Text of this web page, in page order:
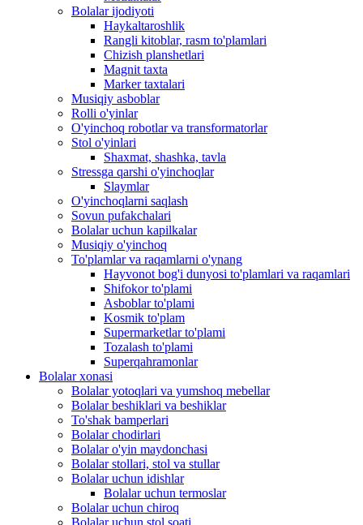
Bolalar ijodiyoti
Haykaltaroshlik
Rangli kitoblar, rasm to'plamlari
Chizish planshetlari
Magnit taxta
Marker taxtalari
Musiqiy asboblar
Rolli o'yinlar
O'yinchoq robotlar va transformatorlar
Stol o'yinlari
Shaxmat, shashka, tavla
Stressga qarshi o'yinchoqlar
Slaymlar
O'yinchoqlarni saqlash
Sovun pufakchalari
Bolalar uchun kapilkalar
Musiqiy o'yinchoq
To'plamlar va raqamlarni o'ynang
Hayvonot bog'i dunyosi to'plamlari va raqamlari
Shifokor to'plami
Asboblar to'plami
Kosmik to'plam
Supermarketlar to'plami
Tozalash to'plami
Superqahramonlar
Bolalar xonasi
Bolalar yotoqlari va yumshoq mebellar
Bolalar beshiklari va beshiklar
To'shak bamperlari
Bolalar chodirlari
Bolalar o'yin maydonchasi
Bolalar stollari, stol va stullar
Bolalar uchun idishlar
Bolalar uchun termoslar
Bolalar uchun chiroq
Bolalar uchun stol soati